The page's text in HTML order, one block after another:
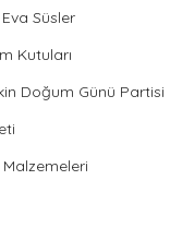
Süsler
Kutuları
Doğum Günü Partisi